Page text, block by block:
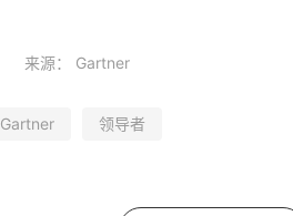
来源： Gartner
Gartner 领导者